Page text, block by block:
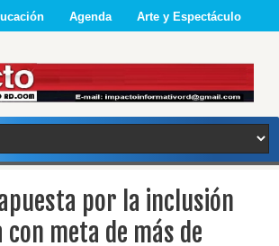
Agenda Arte y Espectáculo
por la inclusión
con meta de más de